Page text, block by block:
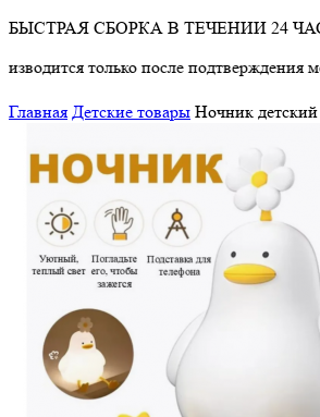
БЫСТРАЯ СБОРКА В ТЕЧЕНИИ 24
только после подтверждения
Главная Детские товары Ночник